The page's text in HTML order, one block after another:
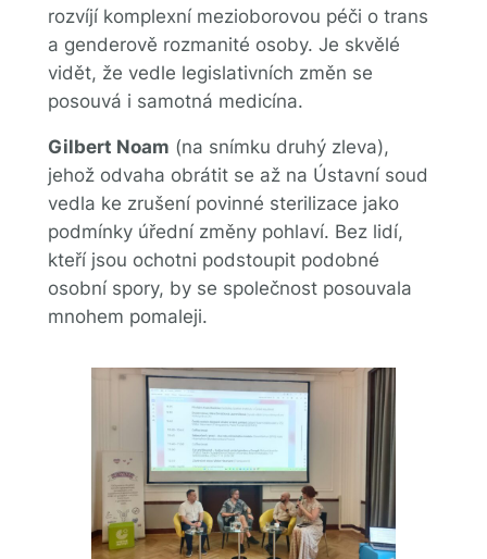
rozvíjí komplexní mezioborovou péči o trans
a genderově rozmanité osoby. Je skvělé
vidět, že vedle legislativních změn se
posouvá i samotná medicína.
Gilbert Noam (na snímku druhý zleva),
jehož odvaha obrátit se až na Ústavní soud
vedla ke zrušení povinné sterilizace jako
podmínky úřední změny pohlaví. Bez lidí,
kteří jsou ochotni podstoupit podobné
osobní spory, by se společnost posouvala
mnohem pomaleji.